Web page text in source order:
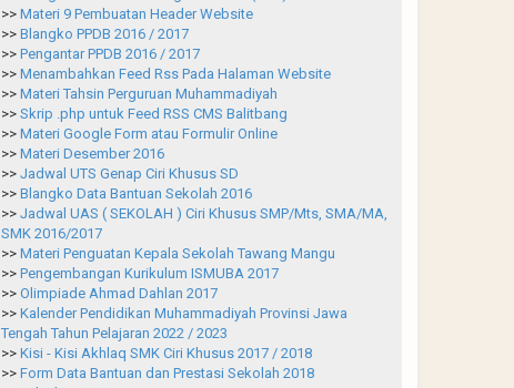
>> Materi 9 Pembuatan Header Website
>> Blangko PPDB 2016 / 2017
>> Pengantar PPDB 2016 / 2017
>> Menambahkan Feed Rss Pada Halaman Website
>> Materi Tahsin Perguruan Muhammadiyah
>> Skrip .php untuk Feed RSS CMS Balitbang
>> Materi Google Form atau Formulir Online
>> Materi Desember 2016
>> Jadwal UTS Genap Ciri Khusus SD
>> Blangko Data Bantuan Sekolah 2016
>> Jadwal UAS ( SEKOLAH ) Ciri Khusus SMP/Mts, SMA/MA,
SMK 2016/2017
>> Materi Penguatan Kepala Sekolah Tawang Mangu
>> Pengembangan Kurikulum ISMUBA 2017
>> Olimpiade Ahmad Dahlan 2017
>> Kalender Pendidikan Muhammadiyah Provinsi Jawa
Tengah Tahun Pelajaran 2022 / 2023
>> Kisi - Kisi Akhlaq SMK Ciri Khusus 2017 / 2018
>> Form Data Bantuan dan Prestasi Sekolah 2018